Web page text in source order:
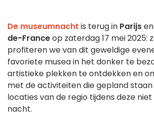
De museumnacht is terug in Parijs
de-Franceop zaterdag 17 mei 2025:
profiteren we van dit geweldige
favoriete musea in het donker te
artistieke plekken te ontdekken en
met de activiteiten die gepland
locaties van de regio tijdens deze
nacht.